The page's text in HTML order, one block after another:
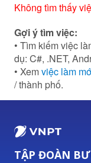
Không tìm thấy
Gợi ý tìm việc:
• Tìm kiếm việc
dụ: C#, .NET,
• Xemviệc làm
/ thành phố.
TẬP ĐOÀN